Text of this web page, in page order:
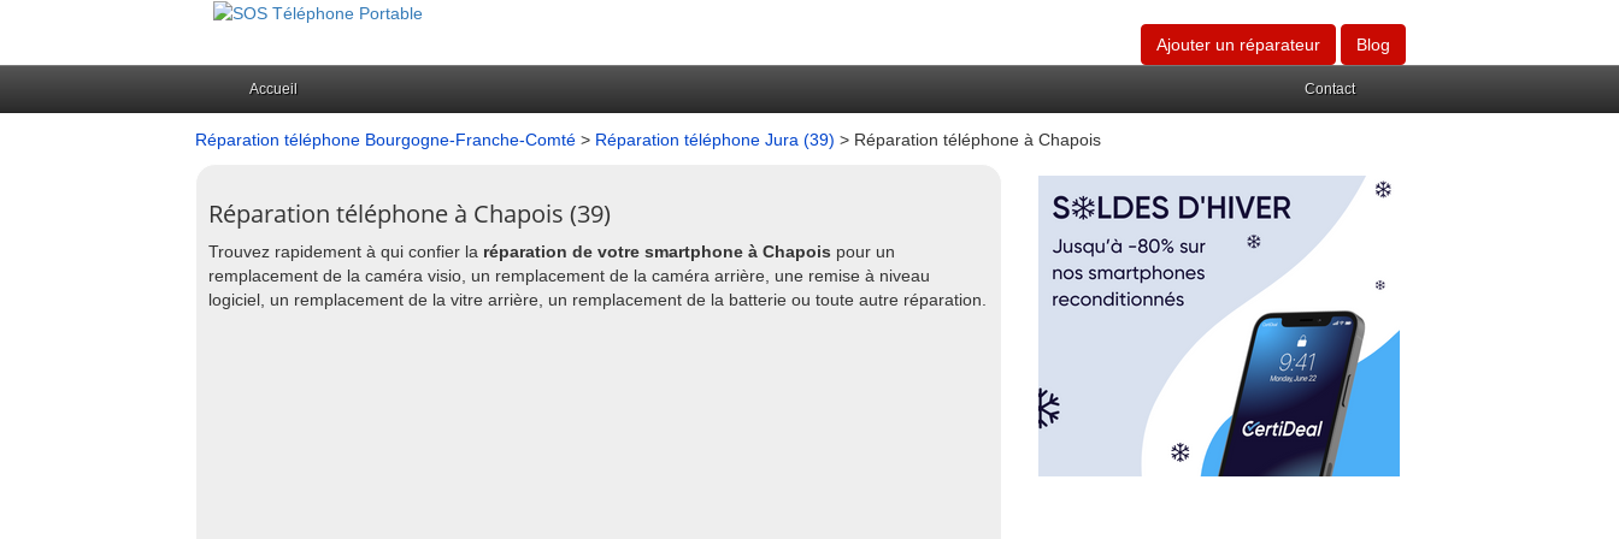
Ajouter un réparateur Blog
Accueil Contact
Réparation téléphone Bourgogne-Franche-Comté > Réparation téléphone Jura (39) > Réparation téléphone à Chapois
Réparation téléphone à Chapois (39)
Trouvez rapidement à qui confier la réparation de votre smartphone à Chapois pour un
remplacement de la caméra visio, un remplacement de la caméra arrière, une remise à niveau
logiciel, un remplacement de la vitre arrière, un remplacement de la batterie ou toute autre réparation.